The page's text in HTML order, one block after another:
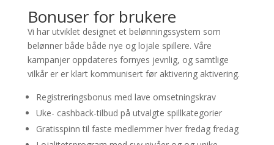
Bonuser for brukere
Vi har utviklet designet et belønningssystem som
belønner både både nye og lojale spillere. Våre
kampanjer oppdateres fornyes jevnlig, og samtlige
vilkår er er klart kommunisert før aktivering aktivering.
Registreringsbonus med lave omsetningskrav
Uke- cashback-tilbud på utvalgte spillkategorier
Gratisspinn til faste medlemmer hver fredag fredag